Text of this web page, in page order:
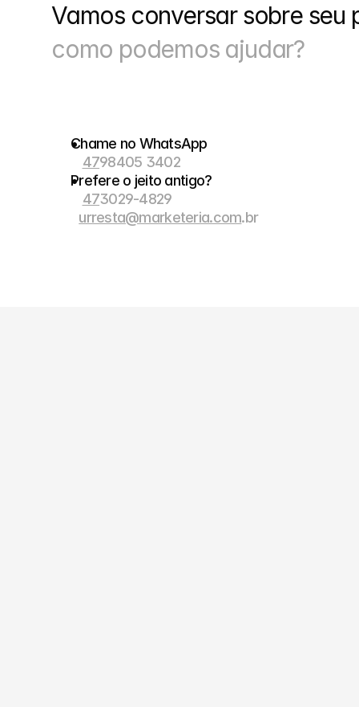
Vamos conversar sobre seu
como podemos ajudar?
Chame no WhatsApp
4798405 3402
Prefere o jeito antigo?
473029-4829
urresta@marketeria.com.br